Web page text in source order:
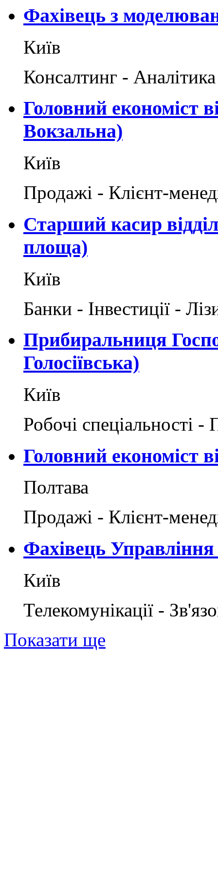
Фахівець з
Київ
Консалтинг -
Головний економіст
Вокзальна)
Київ
Продажі - Клієнт-
Старший касир
площа)
Київ
Банки - Інвестиції -
Прибиральниця
Голосіївська)
Київ
Робочі спеціальності
Головний економіст
Полтава
Продажі - Клієнт-
Фахівець
Київ
Телекомунікації -
Показати ще